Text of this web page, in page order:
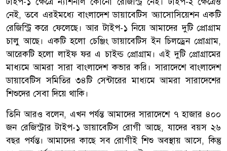
নেই, তবে এরইমধ্যে বাংলাদেশ ডায়াবেটিস অ্যাসোসিয়েশন একটি
রেজিস্ট্রি করে ফেলেছে। আর টাইপ-১ নিয়ে আমাদের দুটি প্রোগ্রাম
চালু আছে। একটি হলো চেঞ্জিং ডায়াবেটিস ইন চিলড্রেন প্রোগ্রাম,
আরেকটি হলো লাইফ ফর এ চাইল্ড প্রোগ্রাম। এই দুটি প্রোগ্রামের
মাধ্যমে আমরা সারা বাংলাদেশ কভার করি। সারাদেশে বাংলাদেশ
ডায়াবেটিস সমিতির ৩৪টি সেন্টারের মাধ্যমে আমরা সারাদেশের
শিশুদের সেবা দিয়ে থাকি।
তিনি আরও বলেন, এখন পর্যন্ত আমাদের সারাদেশে ৭ হাজার ৪০০
জন রেজিস্ট্রার টাইপ-১ ডায়াবেটিস রোগী আছে, যাদের বয়স ২৬
বছর পর্যন্ত। আমাদের কাছে সব রোগীই শিশু অবস্থায় আসে, কিন্তু